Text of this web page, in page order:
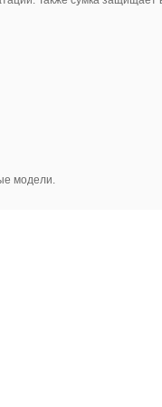
модели.